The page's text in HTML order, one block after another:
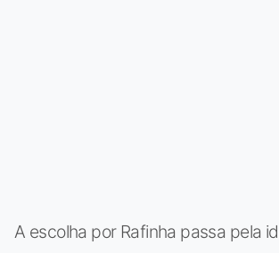
A escolha por Rafinha passa pela